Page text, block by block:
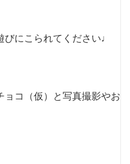
びにこられてください♩
ョコ（仮）と写真撮影やお